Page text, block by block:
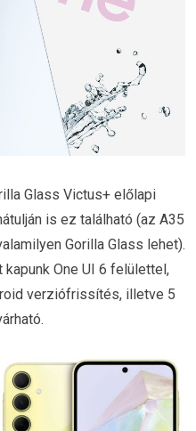
Glass Victus+ előlapi
is ez található (az A35
Gorilla Glass lehet).
One UI 6 felülettel,
verziófrissítés, illetve 5